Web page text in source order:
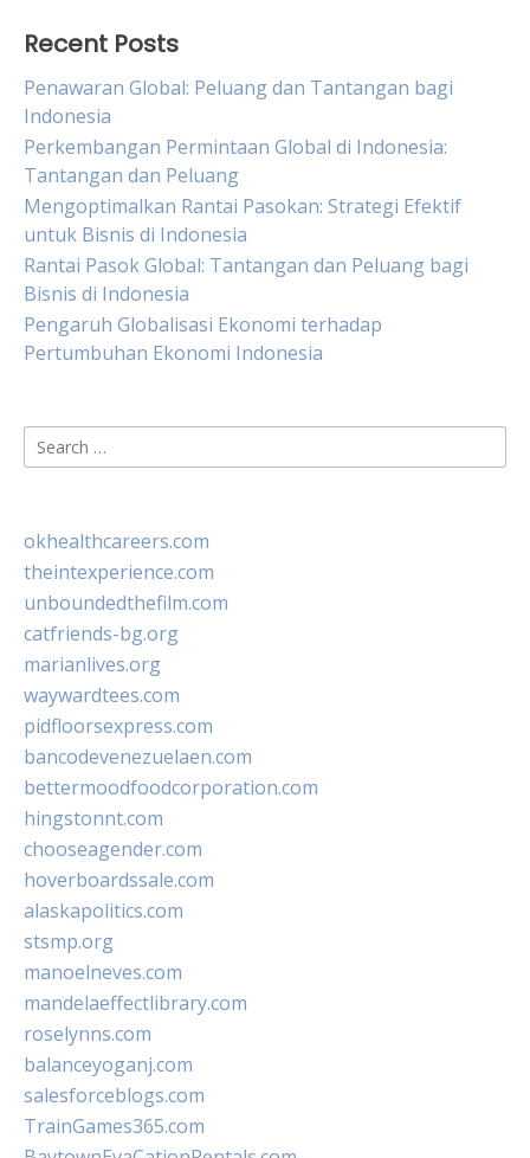
Recent Posts
Penawaran Global: Peluang dan Tantangan bagi
Indonesia
Perkembangan Permintaan Global di Indonesia:
Tantangan dan Peluang
Mengoptimalkan Rantai Pasokan: Strategi Efektif
untuk Bisnis di Indonesia
Rantai Pasok Global: Tantangan dan Peluang bagi
Bisnis di Indonesia
Pengaruh Globalisasi Ekonomi terhadap
Pertumbuhan Ekonomi Indonesia
Search
for:
okhealthcareers.com
theintexperience.com
unboundedthefilm.com
catfriends-bg.org
marianlives.org
waywardtees.com
pidfloorsexpress.com
bancodevenezuelaen.com
bettermoodfoodcorporation.com
hingstonnt.com
chooseagender.com
hoverboardssale.com
alaskapolitics.com
stsmp.org
manoelneves.com
mandelaeffectlibrary.com
roselynns.com
balanceyoganj.com
salesforceblogs.com
TrainGames365.com